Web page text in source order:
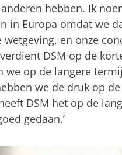
hebben. Ik
in Europa omdat we
en onze
DSM op de
we op de langere
we de druk op
DSM het op de
gedaan.’